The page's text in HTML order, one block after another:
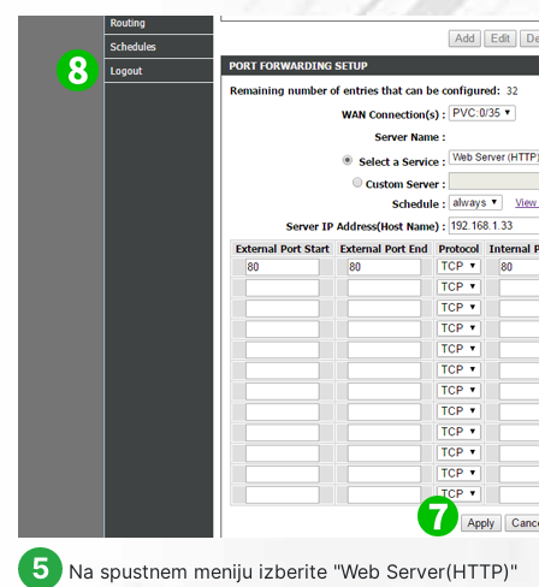
5 Na spustnem meniju izberite "Web Server(HTTP)"